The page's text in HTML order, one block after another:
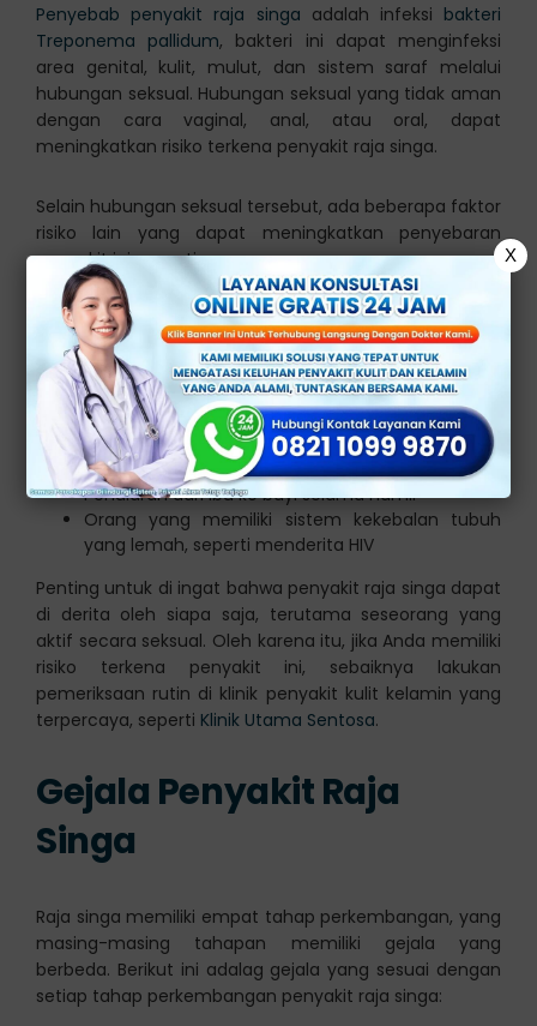
Penyebab penyakit raja singa adalah infeksi bakteri
Treponema pallidum, bakteri ini dapat menginfeksi
area genital, kulit, mulut, dan sistem saraf melalui
hubungan seksual. Hubungan seksual yang tidak aman
dengan cara vaginal, anal, atau oral, dapat
meningkatkan risiko terkena penyakit raja singa.
Selain hubungan seksual tersebut, ada beberapa faktor
risiko lain yang dapat meningkatkan penyebaran
penyakit ini, seperti:
Berhubungan seksual tanpa menggunakan
pelindung (kondom)
Berhubungan seksual dengan banyak pasangan
Berbagi jarum suntik dengan orang yang
terinfeksi
Berhubungan seksual dengan pasangan yang
terinfeksi
Penularan dari ibu ke bayi selama hamil
Orang yang memiliki sistem kekebalan tubuh
yang lemah, seperti menderita HIV
Penting untuk di ingat bahwa penyakit raja singa dapat
di derita oleh siapa saja, terutama seseorang yang
aktif secara seksual. Oleh karena itu, jika Anda memiliki
risiko terkena penyakit ini, sebaiknya lakukan
pemeriksaan rutin di klinik penyakit kulit kelamin yang
terpercaya, seperti Klinik Utama Sentosa.
Gejala Penyakit Raja
Singa
Raja singa memiliki empat tahap perkembangan, yang
masing-masing tahapan memiliki gejala yang
berbeda. Berikut ini adalag gejala yang sesuai dengan
setiap tahap perkembangan penyakit raja singa:
X